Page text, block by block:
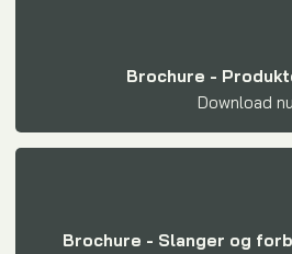
Brochure -
Download nu​
Brochure - Slanger og